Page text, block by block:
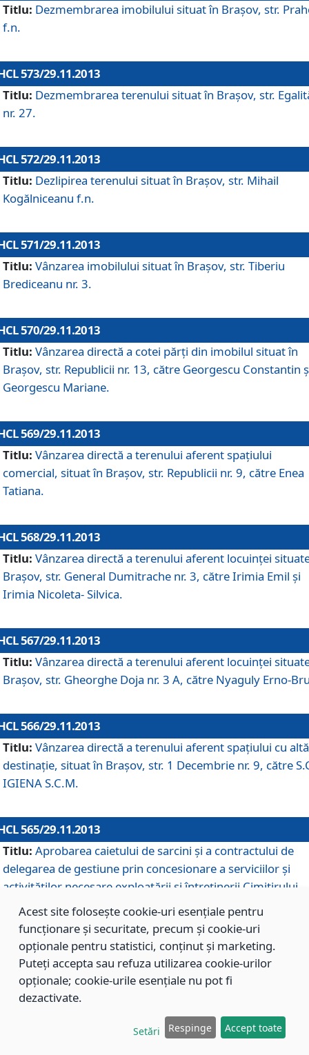
Titlu: Dezmembrarea imobilului situat în Braşov, str.
f.n.
573/29.11.2013
Titlu: Dezmembrarea terenului situat în Braşov, str.
nr. 27.
572/29.11.2013
Titlu: Dezlipirea terenului situat în Braşov, str. Mihail
Kogălniceanu f.n.
571/29.11.2013
Titlu: Vânzarea imobilului situat în Braşov, str. Tiberiu
Brediceanu nr. 3.
570/29.11.2013
Titlu: Vânzarea directă a cotei părţi din imobilul situat în
Braşov, str. Republicii nr. 13, către Georgescu Constantin
Georgescu Mariane.
569/29.11.2013
Titlu: Vânzarea directă a terenului aferent spaţiului
comercial, situat în Braşov, str. Republicii nr. 9, către Enea
Tatiana.
568/29.11.2013
Titlu: Vânzarea directă a terenului aferent locuinţei
Braşov, str. General Dumitrache nr. 3, către Irimia Emil şi
Irimia Nicoleta- Silvica.
567/29.11.2013
Titlu: Vânzarea directă a terenului aferent locuinţei
Braşov, str. Gheorghe Doja nr. 3 A, către Nyaguly Erno-
566/29.11.2013
Titlu: Vânzarea directă a terenului aferent spaţiului cu altă
destinaţie, situat în Braşov, str. 1 Decembrie nr. 9, către
IGIENA S.C.M.
565/29.11.2013
Titlu: Aprobarea caietului de sarcini şi a contractului de
delegarea de gestiune prin concesionare a serviciilor şi
activităţilor necesare exploatării şi întreţinerii Cimitirului
Municipal Braşov situat în str. Dimitrie Anghel nr. 19.
564/29.11.2013
Titlu: Completarea şi modificarea H.C.L. nr. 446/2013,
care s-a aprobat studiul de fundamentare pentru
Acest site folosește cookie-uri esențiale pentru
funcționare și securitate, precum și cookie-uri
opționale pentru statistici, conținut și marketing.
Puteți accepta sau refuza utilizarea cookie-urilor
opționale; cookie-urile esențiale nu pot fi
dezactivate.
Setări Respinge Accept toate